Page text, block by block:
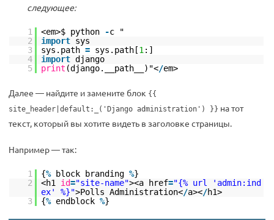
следующее:
1 <em>$ python -c "
2
import sys
3
sys.path = sys.path[1:]
4
import django
5
print (django.__path__)"</em>
Далее — найдите и замените блок {{
site_header|default:_('Django administration') }} на тот
текст, который вы хотите видеть в заголовке страницы.
Например — так:
1 {% block branding %}
2
<h1 id="site-name"><a href="{% url 'admin:ind
ex' %}">Polls Administration</a></h1>
3
{% endblock %}